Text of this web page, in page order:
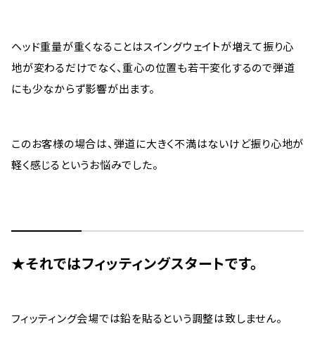
ヘッド重量が重くなることはスイングウェイトが増えて振り心
地が変わるだけでなく、重心の位置も若干変化するので弾道
にも少なからず影響が出ます。
このお客様の場合は、弾道に大きく不満はないけど振り心地が
軽く感じるというお悩みでした。
★それではフィッティングスタートです。
フィッティング会場では鉛を貼るという調整は致しません。